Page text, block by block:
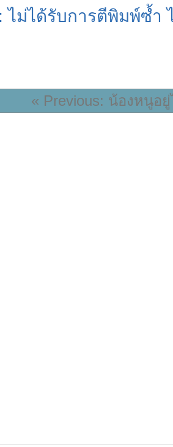
ไม่ได้รับการตีพิมพ์ซ้ำ
« Previous: น้องหนูอ